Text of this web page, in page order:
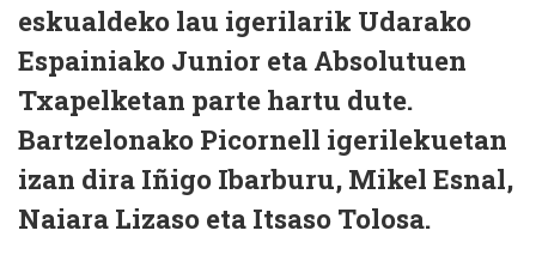
eskualdeko lau igerilarik Udarako
Espainiako Junior eta Absolutuen
Txapelketan parte hartu dute.
Bartzelonako Picornell igerilekuetan
izan dira Iñigo Ibarburu, Mikel Esnal,
Naiara Lizaso eta Itsaso Tolosa.